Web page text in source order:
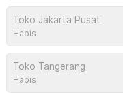
Toko Jakarta Pusat
Habis
Toko Tangerang
Habis